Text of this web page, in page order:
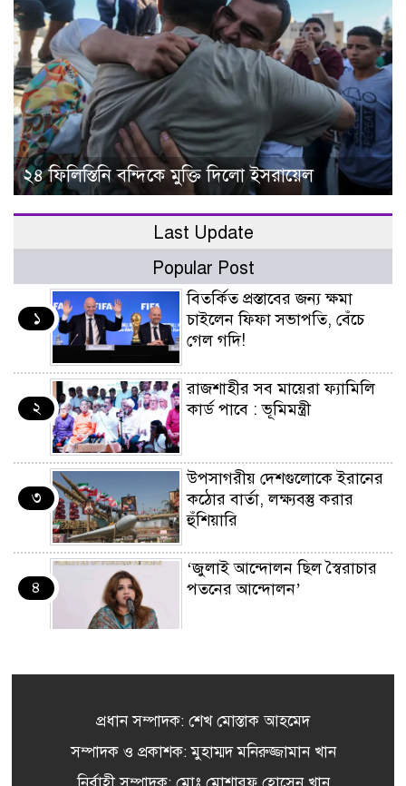
২৪ ফিলিস্তিনি বন্দিকে মুক্তি দিলো ইসরায়েল
Last Update
Popular Post
১
বিতর্কিত প্রস্তাবের জন্য ক্ষমা
চাইলেন ফিফা সভাপতি, বেঁচে
গেল গদি!
২
রাজশাহীর সব মায়েরা ফ্যামিলি
কার্ড পাবে : ভূমিমন্ত্রী
৩
উপসাগরীয় দেশগুলোকে ইরানের
কঠোর বার্তা, লক্ষ্যবস্তু করার
হুঁশিয়ারি
৪
‘জুলাই আন্দোলন ছিল স্বৈরাচার
পতনের আন্দোলন’
৫
অনুসরণ করবে না: বিদ্যুৎ
২৪ ফিলিস্তিনি বন্দিকে মুক্তি
দিলো ইসরায়েল
প্রধান সম্পাদক: শেখ মোস্তাক আহমেদ
সম্পাদক ও প্রকাশক: মুহাম্মদ মনিরুজ্জামান খান